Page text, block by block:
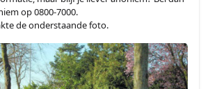
op 0800-7000.
de onderstaande foto.